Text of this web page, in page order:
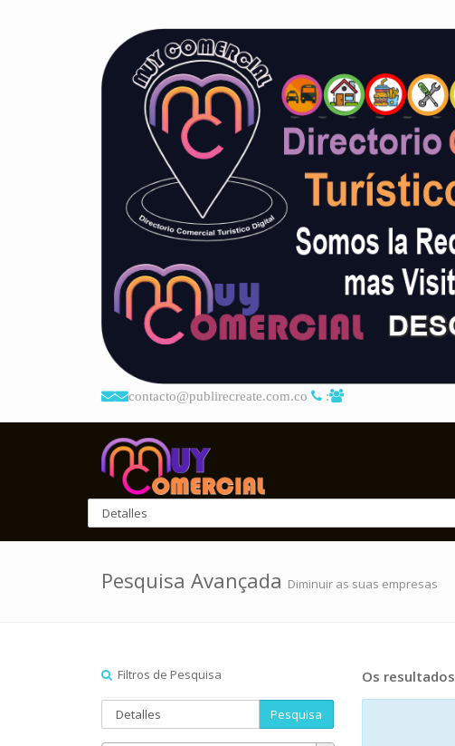
contacto@publirecreate.com.co :
Pesquisa Avançada Diminuir as suas empresas
Filtros de Pesquisa
Pesquisa
Os resultados